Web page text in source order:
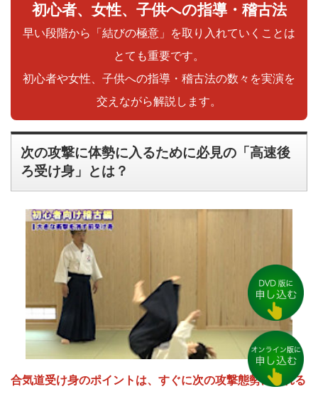
初心者、女性、子供への指導・稽古法
早い段階から「結びの極意」を取り入れていくことは
とても重要です。
初心者や女性、子供への指導・稽古法の数々を実演を
交えながら解説します。
次の攻撃に体勢に入るために必見の「高速後
ろ受け身」とは？
合気道受け身のポイントは、すぐに次の攻撃態勢に入れる